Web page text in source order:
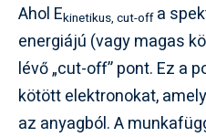
Ahol Ekinetikus, cut-offa
energiájú (vagy magas
lévő „cut-off” pont. Ez a
kötött elektronokat,
az anyagból. A